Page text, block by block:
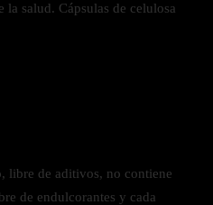
salud. Cápsulas de celulosa
libre de aditivos, no contiene
de endulcorantes y cada